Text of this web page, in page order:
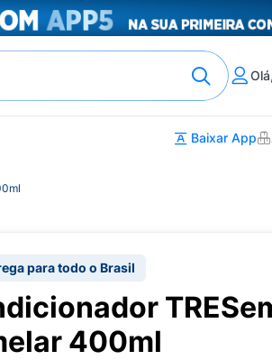
Baixar App
para todo o Brasil
400ml